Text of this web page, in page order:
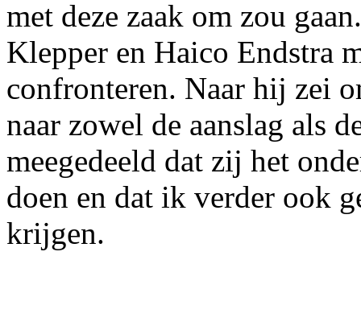
met deze zaak om zou
Klepper en Haico Endstra
confronteren. Naar hij zei
naar zowel de aanslag als
meegedeeld dat zij het
doen en dat ik verder ook
krijgen.